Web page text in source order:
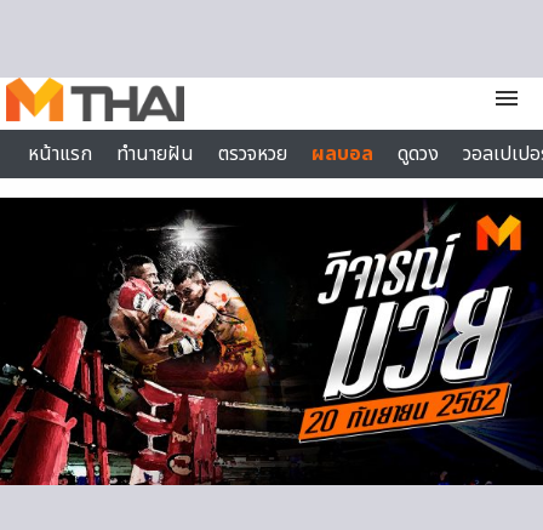
menu
หน้าแรก
ทำนายฝัน ตรวจหวย ผลบอล ดูดวง
วอลเปเป
ไลฟ์สไตล์